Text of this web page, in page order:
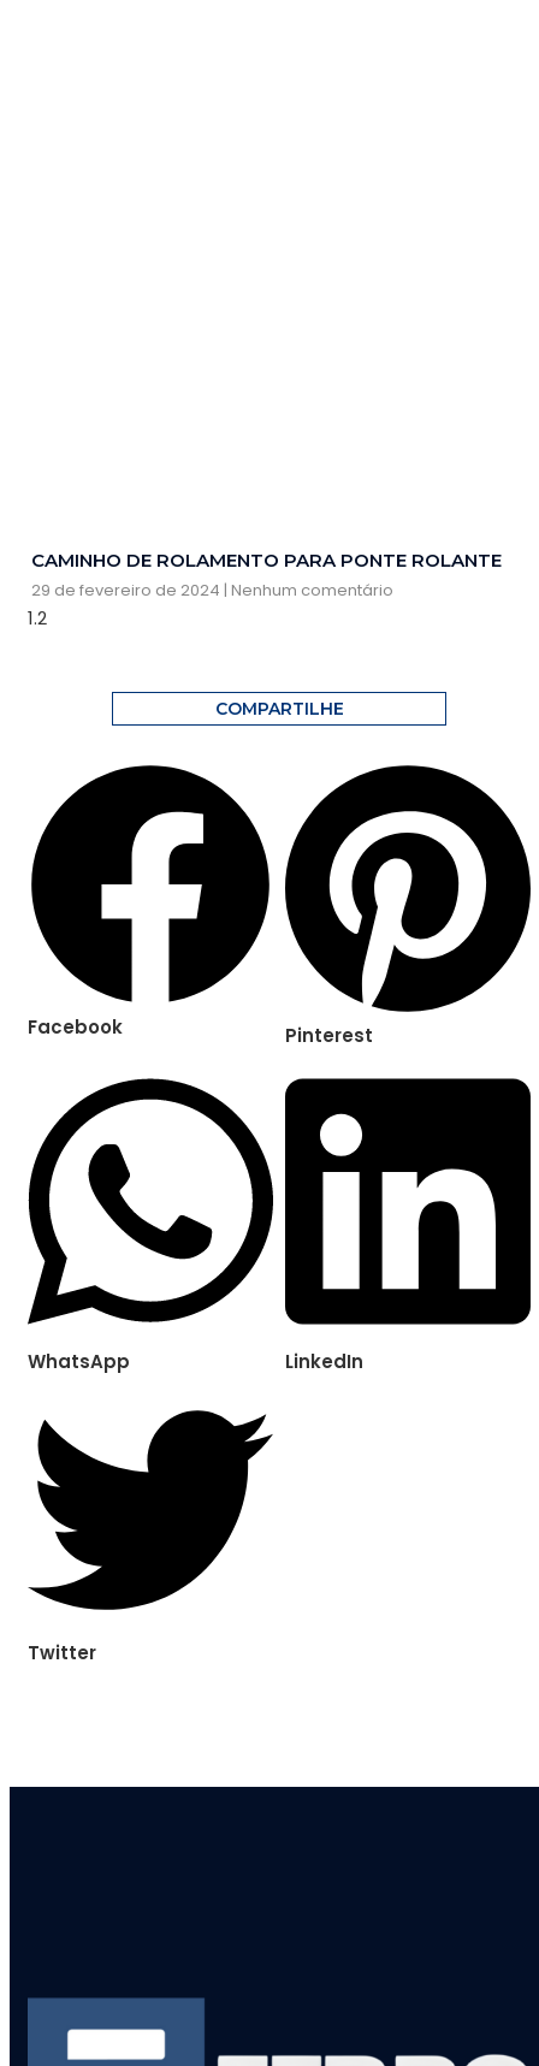
CAMINHO DE ROLAMENTO PARA PONTE ROLANTE
29 de fevereiro de 2024 Nenhum comentário
COMPARTILHE
Facebook Pinterest
WhatsApp LinkedIn
Twitter